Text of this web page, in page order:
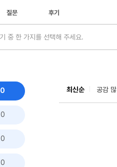
질문 후기
0
0
0
0
최신순 공감